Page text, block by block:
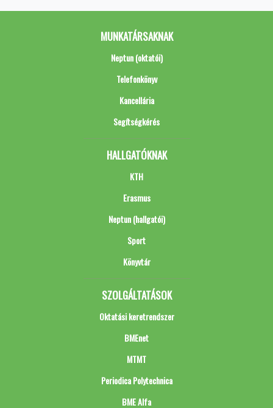
MUNKATÁRSAKNAK
Neptun (oktatói)
Telefonkönyv
Kancellária
Segítségkérés
HALLGATÓKNAK
KTH
Erasmus
Neptun (hallgatói)
Sport
Könyvtár
SZOLGÁLTATÁSOK
Oktatási keretrendszer
BMEnet
MTMT
Periodica Polytechnica
BME Alfa